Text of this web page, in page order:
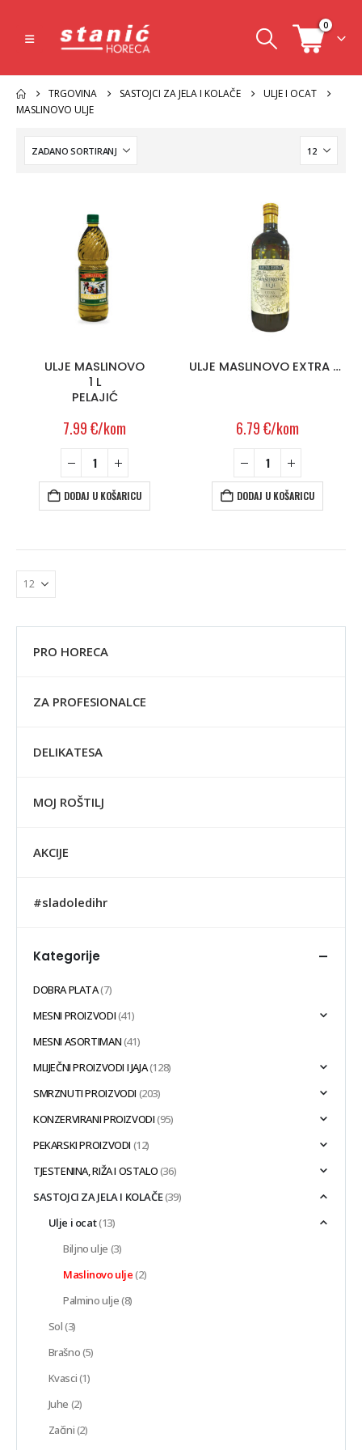
0
TRGOVINA SASTOJCI ZA JELA I KOLAČE
ULJE I OCAT
MASLINOVO ULJE
ULJE MASLINOVO
1 L
PELAJIĆ
7.99€/kom
DODAJ U KOŠARICU
ULJE MASLINOVO EXTRA DJEV.1L, BAKINA KUHINJA
6.79€/kom
DODAJ U KOŠARICU
PRO HORECA
ZA PROFESIONALCE
DELIKATESA
MOJ ROŠTILJ
AKCIJE
#sladoledihr
Kategorije
DOBRA PLATA(7)
MESNI PROIZVODI(41)
MESNI ASORTIMAN(41)
MLIJEČNI PROIZVODI I JAJA(128)
SMRZNUTI PROIZVODI (203)
KONZERVIRANI PROIZVODI(95)
PEKARSKI PROIZVODI (12)
TJESTENINA, RIŽA I OSTALO(36)
SASTOJCI ZA JELA I KOLAČE(39)
Ulje i ocat(13)
Biljno ulje (3)
Maslinovo ulje(2)
Palmino ulje(8)
Sol(3)
Brašno(5)
Kvasci(1)
Juhe (2)
Začini(2)